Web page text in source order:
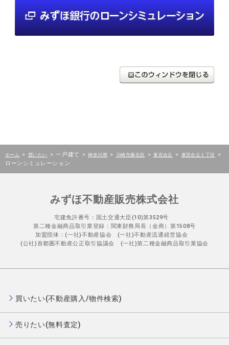
ホーム > 買いたい > 一戸建て > 神奈川県 > 川崎市麻生区 > 東百合丘 > 東百合丘１丁目
>
ローンシミュレーション
みずほ不動産販売株式会社
宅建免許番号：国土交通大臣(10)第3529号
第二種金融商品取引業登録：関東財務局長（金商）第1508号
加盟団体：(一社)不動産協会 (一社)不動産流通経営協会
(公社)首都圏不動産公正取引協議会 (一社)第二種金融商品取引業協会
買いたい(不動産購入/物件検索)
売りたい(無料査定)